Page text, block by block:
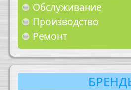
Обслуживание
Производство
Ремонт